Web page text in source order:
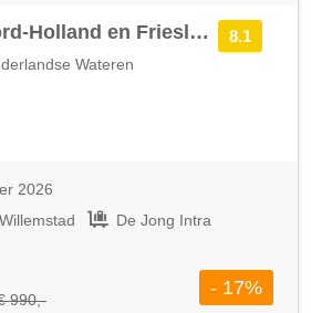
8.1
Fietscruise Noord-Holland en Friesland
Wateren
2026
De Jong Intra
990,-
- 17%